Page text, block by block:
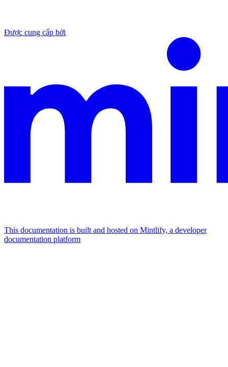
Được cung cấp bởi
This documentation is built and hosted on Mintlify, a developer
documentation platform